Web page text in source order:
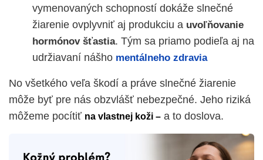
vymenovaných schopností dokáže slnečné
žiarenie ovplyvniť aj produkciu a uvoľňovanie
hormónov šťastia. Tým sa priamo podieľa aj na
udržiavaní nášho mentálneho zdravia
No všetkého veľa škodí a práve slnečné žiarenie
môže byť pre nás obzvlášť nebezpečné. Jeho riziká
môžeme pocítiť na vlastnej koži – a to doslova.